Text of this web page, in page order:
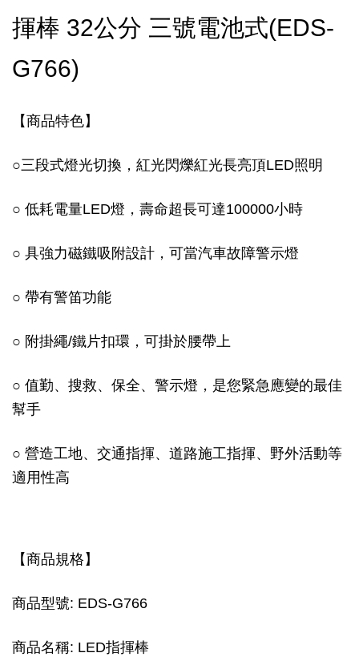
揮棒 32公分 三號電池式(EDS-
G766)
【商品特色】
○三段式燈光切換，紅光閃爍紅光長亮頂LED照明
○ 低耗電量LED燈，壽命超長可達100000小時
○ 具強力磁鐵吸附設計，可當汽車故障警示燈
○ 帶有警笛功能
○ 附掛繩/鐵片扣環，可掛於腰帶上
○ 值勤、搜救、保全、警示燈，是您緊急應變的最佳
幫手
○ 營造工地、交通指揮、道路施工指揮、野外活動等
適用性高
【商品規格】
商品型號: EDS-G766
商品名稱: LED指揮棒